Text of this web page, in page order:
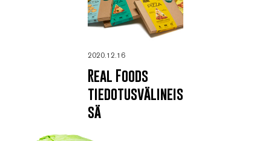
2020.12.16
Real Foods
tiedotusvälineis
sä